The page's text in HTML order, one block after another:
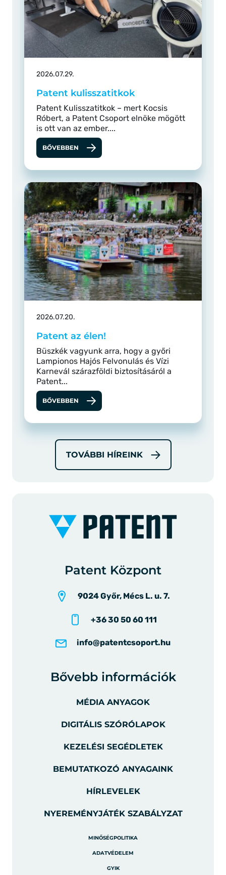
2026.07.29.
Patent kulisszatitkok
Patent Kulisszatitkok – mert Kocsis
Róbert, a Patent Csoport elnöke mögött
is ott van az ember....
BŐVEBBEN
2026.07.20.
Patent az élen!
Büszkék vagyunk arra, hogy a győri
Lampionos Hajós Felvonulás és Vízi
Karnevál szárazföldi biztosításáról a
Patent...
BŐVEBBEN
TOVÁBBI HÍREINK
Patent Központ
9024 Győr, Mécs L. u. 7.
+36 30 50 60 111
info@patentcsoport.hu
Bővebb információk
MÉDIA ANYAGOK
DIGITÁLIS SZÓRÓLAPOK
KEZELÉSI SEGÉDLETEK
BEMUTATKOZÓ ANYAGAINK
HÍRLEVELEK
NYEREMÉNYJÁTÉK SZABÁLYZAT
MINŐSÉGPOLITIKA
ADATVÉDELEM
GYIK